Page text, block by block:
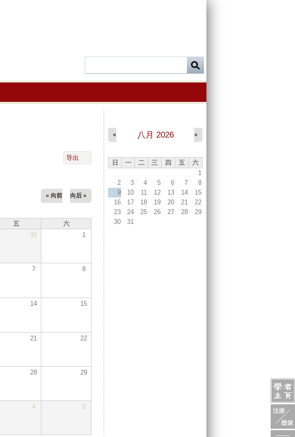
« 向前 向后 »
导出
五
六
31 1
7 8
14 15
21 22
28 29
4 5
八月 2026
« »
日 一 二 三 四 五
六
1
2
3 4 5 6 7
8
9
10 11 12 13 14
15
16
17 18 19 20 21
22
23
24 25 26 27 28
29
30
31